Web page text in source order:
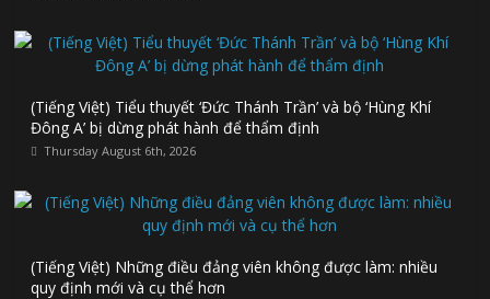
(Tiếng Việt) Tiểu thuyết ‘Đức Thánh Trần’ và bộ ‘Hùng Khí
Đông A’ bị dừng phát hành để thẩm định
Thursday August 6th, 2026
(Tiếng Việt) Những điều đảng viên không được làm: nhiều
quy định mới và cụ thể hơn